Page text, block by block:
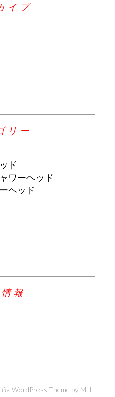
イブ
リー
ド
ワーヘッド
ヘッド
報
liteWordPress Theme by MH